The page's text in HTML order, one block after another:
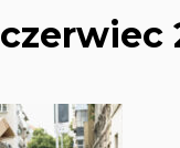
czerwiec